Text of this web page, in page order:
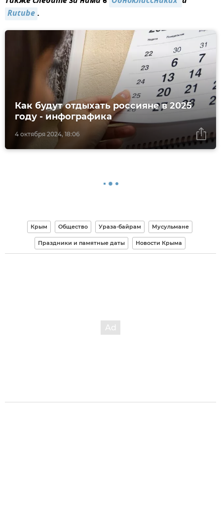
Rutube.
4 октября 2024, 18:06
Как будут отдыхать россияне в 2025
году - инфографика
Крым Общество Ураза-байрам Мусульмане
Праздники и памятные даты Новости Крыма